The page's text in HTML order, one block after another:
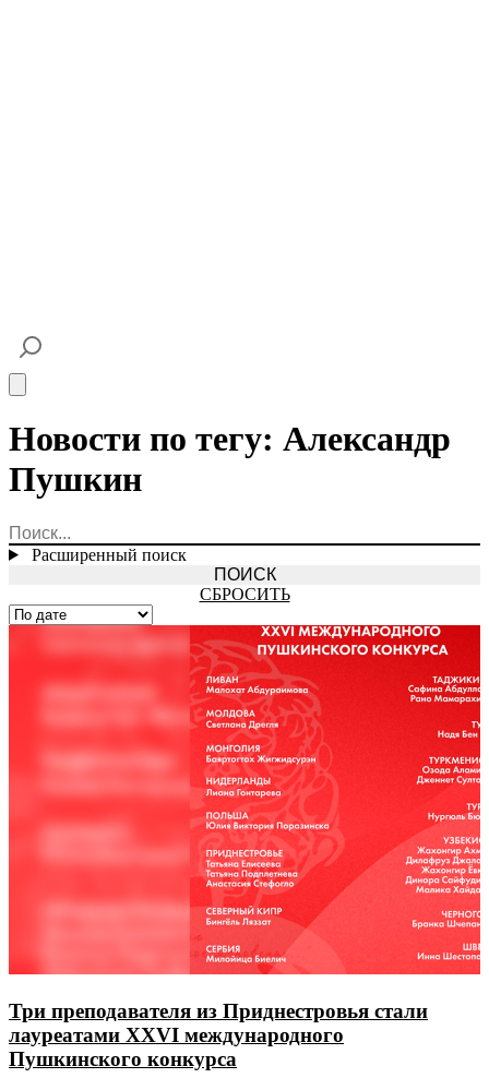
Новости по тегу: Александр
Пушкин
Расширенный поиск
СБРОСИТЬ
Три преподавателя из Приднестровья стали
лауреатами XXVI международного
Пушкинского конкурса